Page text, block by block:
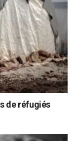
de réfugiés